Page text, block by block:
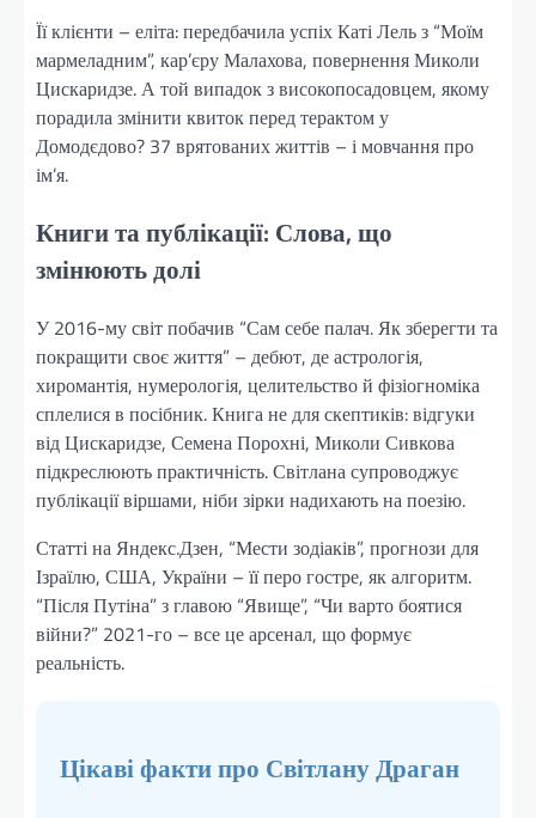
Її клієнти – еліта: передбачила успіх Каті Лель з “Моїм
мармеладним”, кар’єру Малахова, повернення Миколи
Цискаридзе. А той випадок з високопосадовцем, якому
порадила змінити квиток перед терактом у
Домодєдово? 37 врятованих життів – і мовчання про
ім’я.
Книги та публікації: Слова, що
змінюють долі
У 2016-му світ побачив “Сам себе палач. Як зберегти та
покращити своє життя” – дебют, де астрологія,
хиромантія, нумерологія, целительство й фізіогноміка
сплелися в посібник. Книга не для скептиків: відгуки
від Цискаридзе, Семена Порохні, Миколи Сивкова
підкреслюють практичність. Світлана супроводжує
публікації віршами, ніби зірки надихають на поезію.
Статті на Яндекс.Дзен, “Мести зодіаків”, прогнози для
Ізраїлю, США, України – її перо гостре, як алгоритм.
“Після Путіна” з главою “Явище”, “Чи варто боятися
війни?” 2021-го – все це арсенал, що формує
реальність.
Цікаві факти про Світлану Драган